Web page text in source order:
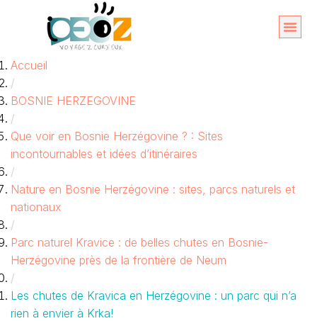
contenu
Accueil
/
BOSNIE HERZEGOVINE
/
Que voir en Bosnie Herzégovine ? : Sites
incontournables et idées d’itinéraires
/
Nature en Bosnie Herzégovine : sites, parcs naturels et
nationaux
/
Parc naturel Kravice : de belles chutes en Bosnie-
Herzégovine près de la frontière de Neum
/
Les chutes de Kravica en Herzégovine : un parc qui n’a
rien à envier à Krka!